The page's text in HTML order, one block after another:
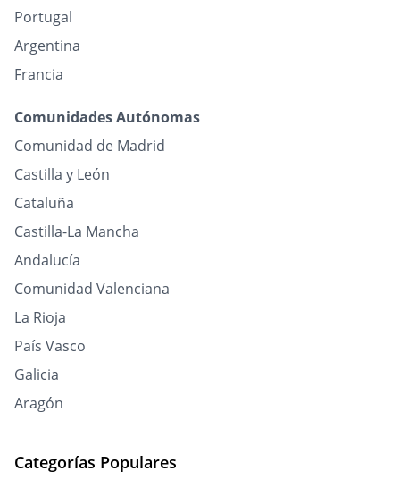
Portugal
Argentina
Francia
Comunidades Autónomas
Comunidad de Madrid
Castilla y León
Cataluña
Castilla-La Mancha
Andalucía
Comunidad Valenciana
La Rioja
País Vasco
Galicia
Aragón
Categorías Populares